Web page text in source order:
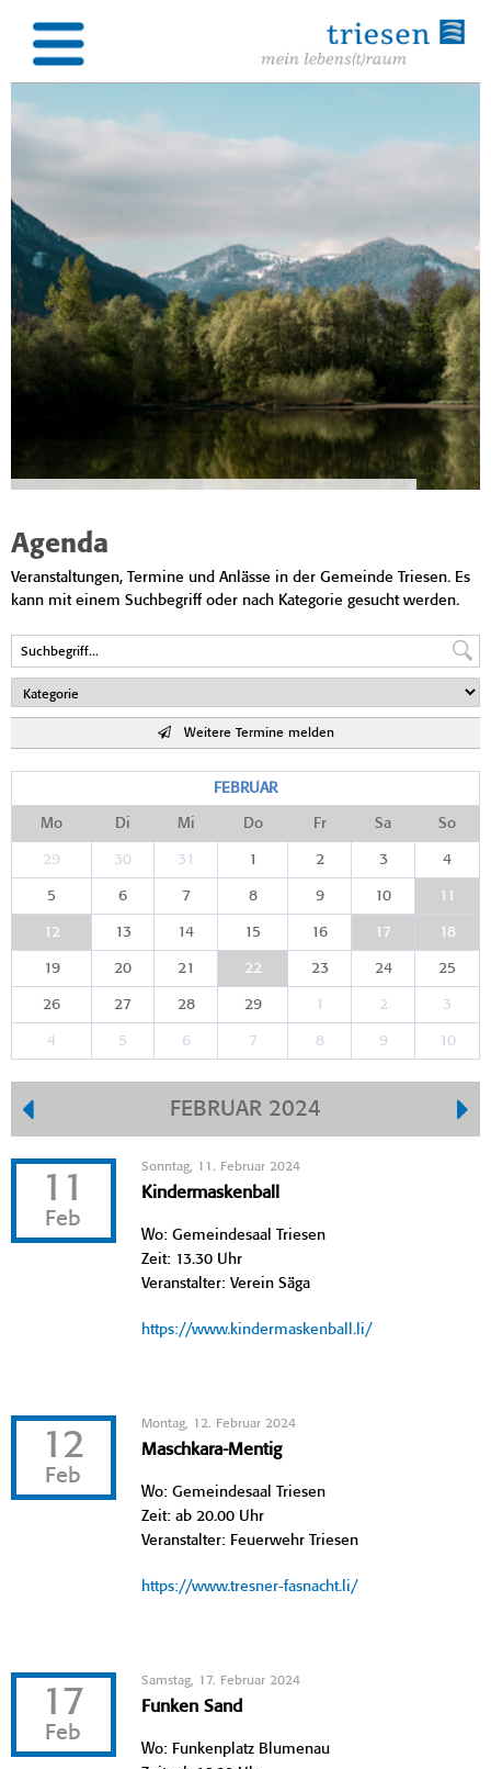
Agenda
Veranstaltungen, Termine und Anlässe in der Gemeinde Triesen. Es
kann mit einem Suchbegriff oder nach Kategorie gesucht werden.
Weitere Termine melden
FEBRUAR
Mo Di Mi Do Fr Sa So
29 30 31 1 2 3 4
5 6 7 8 9 10 11
12 13 14 15 16 17 18
19 20 21 22 23 24 25
26 27 28 29 1 2 3
4 5 6 7 8 9 10
FEBRUAR 2024
11
Feb
Sonntag, 11. Februar 2024
Kindermaskenball
Wo: Gemeindesaal Triesen
Zeit: 13.30 Uhr
Veranstalter: Verein Säga
https://www.kindermaskenball.li/
12
Feb
Montag, 12. Februar 2024
Maschkara-Mentig
Wo: Gemeindesaal Triesen
Zeit: ab 20.00 Uhr
Veranstalter: Feuerwehr Triesen
https://www.tresner-fasnacht.li/
17
Feb
Samstag, 17. Februar 2024
Funken Sand
Wo: Funkenplatz Blumenau